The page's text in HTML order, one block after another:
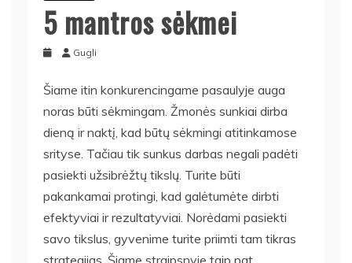
5 mantros sėkmei
Gugli
Šiame itin konkurencingame pasaulyje auga
noras būti sėkmingam. Žmonės sunkiai dirba
dieną ir naktį, kad būtų sėkmingi atitinkamose
srityse. Tačiau tik sunkus darbas negali padėti
pasiekti užsibrėžtų tikslų. Turite būti
pakankamai protingi, kad galėtumėte dirbti
efektyviai ir rezultatyviai. Norėdami pasiekti
savo tikslus, gyvenime turite priimti tam tikras